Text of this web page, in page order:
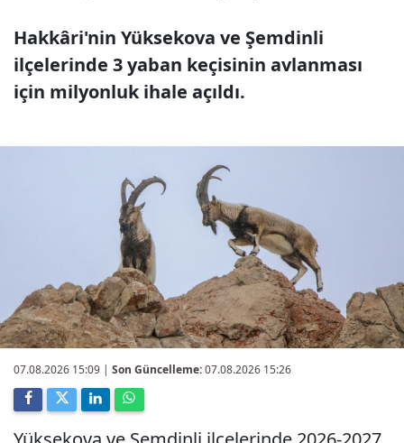
Hakkâri'nin Yüksekova ve Şemdinli
ilçelerinde 3 yaban keçisinin avlanması
için milyonluk ihale açıldı.
07.08.2026 15:09 | Son Güncelleme:07.08.2026 15:26